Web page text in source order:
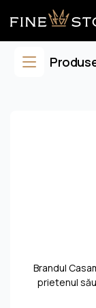
Brandul
prietenul
acest brand